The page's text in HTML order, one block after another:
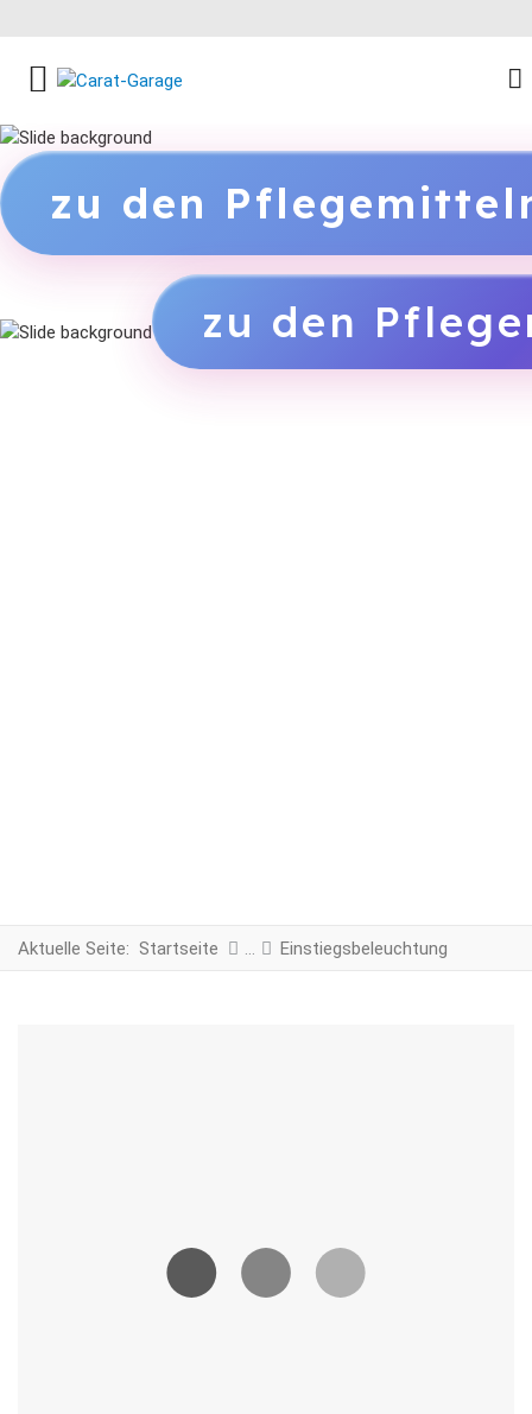
zu den
zu den
Aktuelle Seite: Startseite Einstiegsbeleuchtung